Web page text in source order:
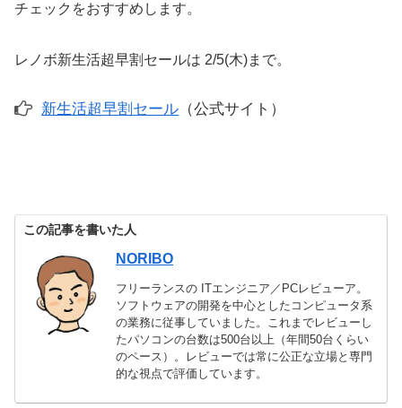
チェックをおすすめします。
レノボ新生活超早割セールは 2/5(木)まで。
新生活超早割セール （公式サイト）
この記事を書いた人
NORIBO
フリーランスの ITエンジニア／PCレビューア。
ソフトウェアの開発を中心としたコンピュータ系
の業務に従事していました。これまでレビューし
たパソコンの台数は500台以上（年間50台くらい
のペース）。レビューでは常に公正な立場と専門
的な視点で評価しています。